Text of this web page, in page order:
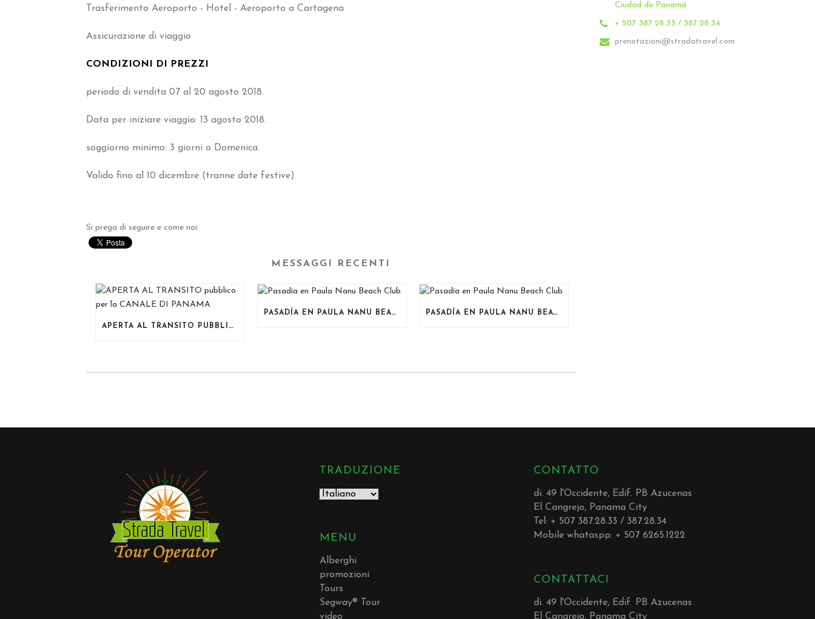
Trasferimento Aeroporto - Hotel - Aeroporto a Cartagena
Assicurazione di viaggio
CONDIZIONI DI PREZZI
periodo di vendita 07 al 20 agosto 2018.
Data per iniziare viaggio: 13 agosto 2018.
soggiorno minimo: 3 giorni o Domenica.
Valido fino al 10 dicembre (tranne date festive)
Si prega di seguire e come noi:
MESSAGGI RECENTI
APERTA AL TRANSITO PUBBLICO PER LA CANALE DI PANAMA
PASADÍA EN PAULA NANU BEACH CLUB PASADÍA EN PAULA NANU BEACH CLUB
Ciudad de Panamá
+ 507 387.28.33 / 387.28.34
prenotazioni@stradatravel.com
TRADUZIONE
MENU
Alberghi
promozioni
Tours
Segway® Tour
video
CONTATTO
di. 49 l'Occidente, Edif. PB Azucenas
El Cangrejo, Panama City
Tel: + 507 387.28.33 / 387.28.34
Mobile whataspp: + 507 6265.1222
CONTATTACI
di. 49 l'Occidente, Edif. PB Azucenas
El Cangrejo, Panama City